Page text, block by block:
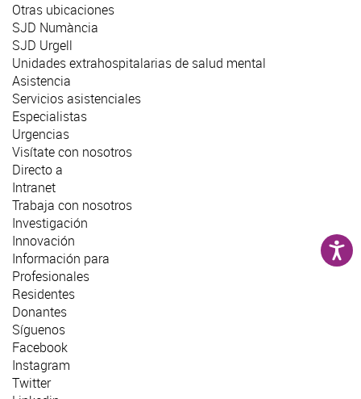
Otras ubicaciones
SJD Numància
SJD Urgell
Unidades extrahospitalarias de salud mental
Asistencia
Servicios asistenciales
Especialistas
Urgencias
Visítate con nosotros
Directo a
Intranet
Trabaja con nosotros
Investigación
Innovación
Información para
Profesionales
Residentes
Donantes
Síguenos
Facebook
Instagram
Twitter